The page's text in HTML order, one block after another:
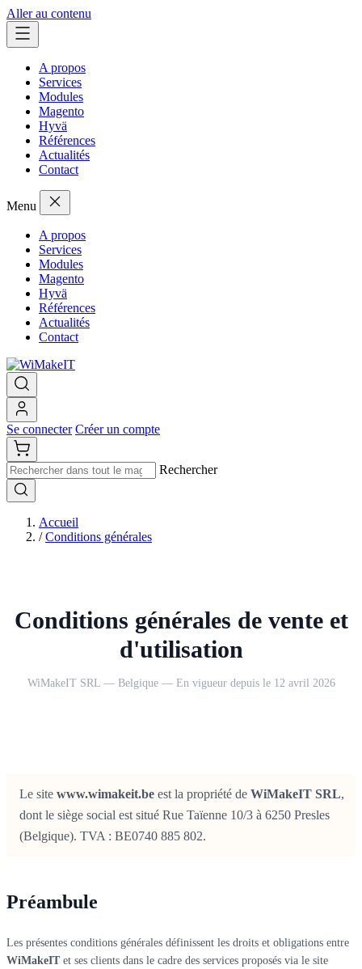
Aller au contenu
A propos
Services
Modules
Magento
Hyvä
Références
Actualités
Contact
Menu
A propos
Services
Modules
Magento
Hyvä
Références
Actualités
Contact
Se connecter Créer un compte
Rechercher
Accueil
/ Conditions générales
Conditions générales de vente et
d'utilisation
WiMakeIT SRL — Belgique — En vigueur depuis le 12 avril 2026
Le site www.wimakeit.be est la propriété de WiMakeIT SRL,
dont le siège social est situé Rue Taïenne 10/3 à 6250 Presles
(Belgique). TVA : BE0740 885 802.
Préambule
Les présentes conditions générales définissent les droits et obligations entre
WiMakeIT et ses clients dans le cadre des services proposés via le site